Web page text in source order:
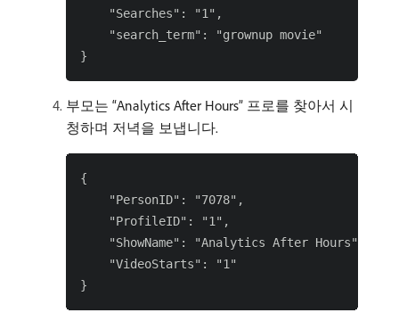
    "Searches": "1",
    "search_term": "grownup movie"
부모는 “Analytics After Hours” 프로를 찾아서 시
청하며 저녁을 보냅니다.
{
    "PersonID": "7078",
    "ProfileID": "1",
    "ShowName": "Analytics After Hours",
    "VideoStarts": "1"